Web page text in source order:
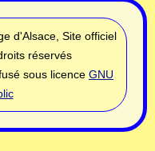
d'Alsace, Site officiel
réservés
sous licence GNU